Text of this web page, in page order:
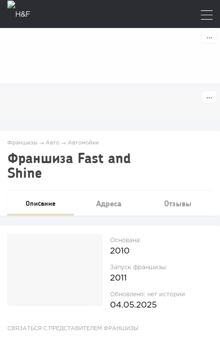
Франшизы → Авто → Автомойки
Франшиза Fast and
Shine
Описание Адреса Отзывы
Основана:
2010
Запуск франшизы:
2011
Обновлено: нет истории
04.05.2025
СВЯЗАТЬСЯ С ПРЕДСТАВИТЕЛЕМ ФРАНШИЗЫ